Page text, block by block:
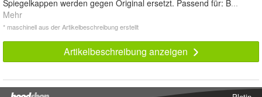
Spiegelkappen werden gegen Original ersetzt. Passend für: B...
Mehr
* maschinell aus der Artikelbeschreibung erstellt
Artikelbeschreibung anzeigen